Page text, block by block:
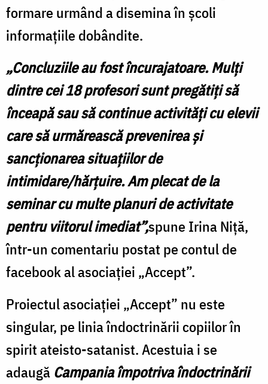
formare urmând a disemina în şcoli
informaţiile dobândite.
„Concluziile au fost încurajatoare. Mulţi
dintre cei 18 profesori sunt pregătiţi să
înceapă sau să continue activităţi cu elevii
care să urmărească prevenirea şi
sancţionarea situaţiilor de
intimidare/hărţuire. Am plecat de la
seminar cu multe planuri de activitate
pentru viitorul imediat”,spune Irina Niţă,
într-un comentariu postat pe contul de
facebook al asociaţiei „Accept”.
Proiectul asociaţiei „Accept” nu este
singular, pe linia îndoctrinării copiilor în
spirit ateisto-satanist. Acestuia i se
adaugă Campania împotriva îndoctrinării